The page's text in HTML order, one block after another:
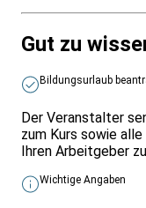
Gut zu
Bildungsurlaub
Der Veranstalter
zum Kurs sowie
Ihren Arbeitgeber
Wichtige Angaben